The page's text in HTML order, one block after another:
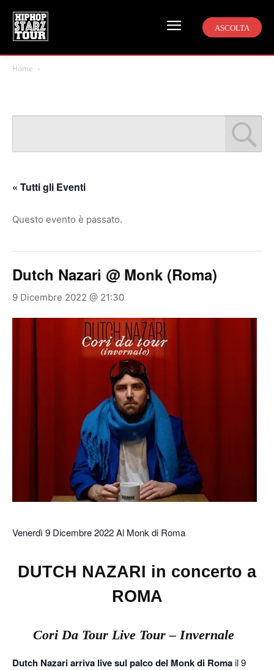
ASCOLTA
Home
« Tutti gli Eventi
Questo evento è passato.
Dutch Nazari @ Monk (Roma)
9 Dicembre 2022 @ 21:30
Venerdì 9 Dicembre 2022 Al Monk di Roma
DUTCH NAZARI in concerto a
ROMA
Cori Da Tour Live Tour – Invernale
Dutch Nazari arriva live sul palco del Monk di Romail 9